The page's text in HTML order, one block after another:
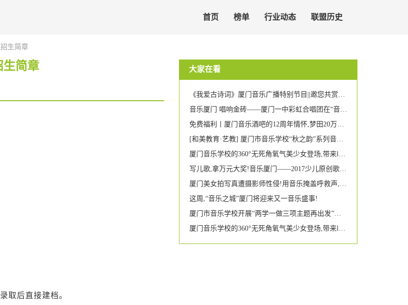
首页 榜单 行业动态 联盟历史
生简章
生简章
取后直接建档。
大家在看
《我爱古诗词》厦门音乐广播特别节目||邀您共赏林逋《猫儿》
音乐厦门 唱响金砖——厦门一中彩虹合唱团在“音乐厦门”演唱会上再现天籁之音
免费福利丨厦门音乐酒吧的12周年情怀,梦田20万大礼来啦!
[和美教育·艺教] 厦门市音乐学校“秋之韵”系列音乐会之二 : 怀揣梦想,扬帆启航--中专一年级音乐会
厦门音乐学校的360°无死角氧气美少女登场,带来lol皮肤你要不要?
写儿歌,拿万元大奖!音乐厦门——2017少儿原创歌曲征集活动正式启动
厦门美女拍写真遭摄影师性侵!用音乐掩盖呼救声,全程被监控拍下...
这周,“音乐之城”厦门将迎来又一音乐盛事!
厦门市音乐学校开展“两学一做三项主题再出发”活动(家访篇) | 让爱走进千家万户
厦门音乐学校的360°无死角氧气美少女登场,带来lol皮肤你要不要?